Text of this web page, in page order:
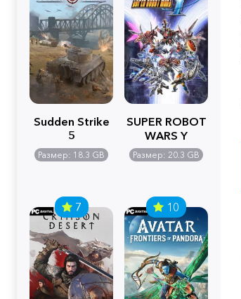
Sudden Strike
5
Размер: 18.3 GB
SUPER ROBOT
WARS Y
Размер: 20.3 GB
7 10